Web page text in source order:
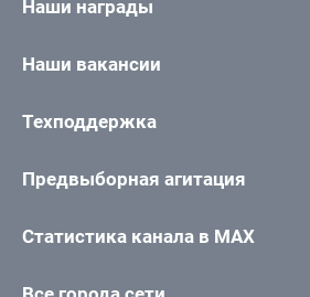
Наши награды
Наши вакансии
Техподдержка
Предвыборная агитация
Статистика канала в MAX